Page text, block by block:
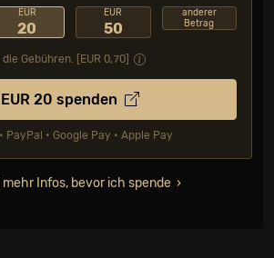
EUR
20
EUR
50
anderer
Betrag
Gebühren. [EUR 0,70]
EUR 20 spenden
PayPal • Google Pay • Apple Pay
mehr Infos, bevor ich spende